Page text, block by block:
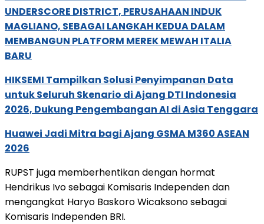
UNDERSCORE DISTRICT, PERUSAHAAN INDUK
MAGLIANO, SEBAGAI LANGKAH KEDUA DALAM
MEMBANGUN PLATFORM MEREK MEWAH ITALIA
BARU
HIKSEMI Tampilkan Solusi Penyimpanan Data
untuk Seluruh Skenario di Ajang DTI Indonesia
2026, Dukung Pengembangan AI di Asia Tenggara
Huawei Jadi Mitra bagi Ajang GSMA M360 ASEAN
2026
RUPST juga memberhentikan dengan hormat
Hendrikus Ivo sebagai Komisaris Independen dan
mengangkat Haryo Baskoro Wicaksono sebagai
Komisaris Independen BRI.